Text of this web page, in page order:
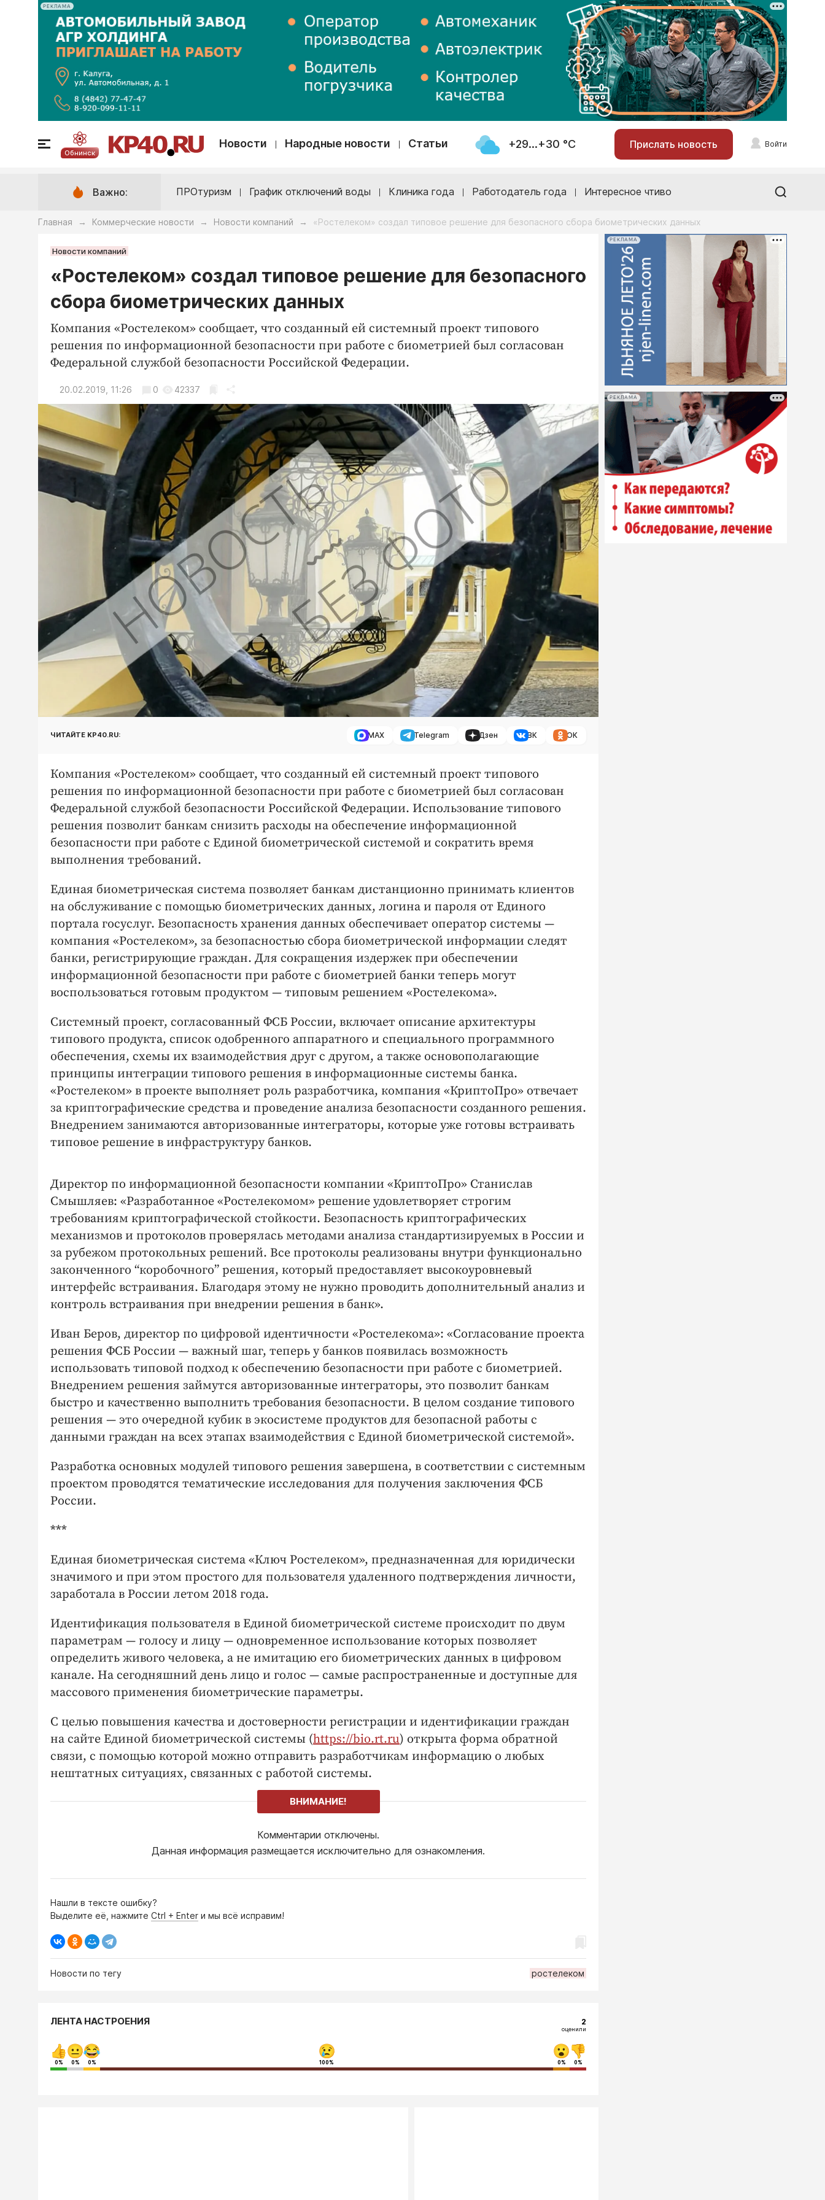
РЕКЛАМА
Обнинск
Новости Народные новости Статьи +29...+30 °С Прислать новость Войти
Важно: ПРОтуризм График отключений воды Клиника года Работодатель года Интересное чтиво
Главная → Коммерческие новости → Новости компаний → «Ростелеком» создал типовое решение для безопасного сбора биометрических данных
Новости компаний
«Ростелеком» создал типовое решение для безопасного
сбора биометрических данных
Компания «Ростелеком» сообщает, что созданный ей системный проект типового
решения по информационной безопасности при работе с биометрией был согласован
Федеральной службой безопасности Российской Федерации.
20.02.2019, 11:26 0 42337
ЧИТАЙТЕ KP40.RU: MAX Telegram Дзен ВК ОК
Компания «Ростелеком» сообщает, что созданный ей системный проект типового
решения по информационной безопасности при работе с биометрией был согласован
Федеральной службой безопасности Российской Федерации. Использование типового
решения позволит банкам снизить расходы на обеспечение информационной
безопасности при работе с Единой биометрической системой и сократить время
выполнения требований.
Единая биометрическая система позволяет банкам дистанционно принимать клиентов
на обслуживание с помощью биометрических данных, логина и пароля от Единого
портала госуслуг. Безопасность хранения данных обеспечивает оператор системы —
компания «Ростелеком», за безопасностью сбора биометрической информации следят
банки, регистрирующие граждан. Для сокращения издержек при обеспечении
информационной безопасности при работе с биометрией банки теперь могут
воспользоваться готовым продуктом — типовым решением «Ростелекома».
Системный проект, согласованный ФСБ России, включает описание архитектуры
типового продукта, список одобренного аппаратного и специального программного
обеспечения, схемы их взаимодействия друг с другом, а также основополагающие
принципы интеграции типового решения в информационные системы банка.
«Ростелеком» в проекте выполняет роль разработчика, компания «КриптоПро» отвечает
за криптографические средства и проведение анализа безопасности созданного решения.
Внедрением занимаются авторизованные интеграторы, которые уже готовы встраивать
типовое решение в инфраструктуру банков.
Директор по информационной безопасности компании «КриптоПро» Станислав
Смышляев: «Разработанное «Ростелекомом» решение удовлетворяет строгим
требованиям криптографической стойкости. Безопасность криптографических
механизмов и протоколов проверялась методами анализа стандартизируемых в России и
за рубежом протокольных решений. Все протоколы реализованы внутри функционально
законченного “коробочного” решения, который предоставляет высокоуровневый
интерфейс встраивания. Благодаря этому не нужно проводить дополнительный анализ и
контроль встраивания при внедрении решения в банк».
Иван Беров, директор по цифровой идентичности «Ростелекома»: «Согласование проекта
решения ФСБ России — важный шаг, теперь у банков появилась возможность
использовать типовой подход к обеспечению безопасности при работе с биометрией.
Внедрением решения займутся авторизованные интеграторы, это позволит банкам
быстро и качественно выполнить требования безопасности. В целом создание типового
решения — это очередной кубик в экосистеме продуктов для безопасной работы с
данными граждан на всех этапах взаимодействия с Единой биометрической системой».
Разработка основных модулей типового решения завершена, в соответствии с системным
проектом проводятся тематические исследования для получения заключения ФСБ
России.
***
Единая биометрическая система «Ключ Ростелеком», предназначенная для юридически
значимого и при этом простого для пользователя удаленного подтверждения личности,
заработала в России летом 2018 года.
Идентификация пользователя в Единой биометрической системе происходит по двум
параметрам — голосу и лицу — одновременное использование которых позволяет
определить живого человека, а не имитацию его биометрических данных в цифровом
канале. На сегодняшний день лицо и голос — самые распространенные и доступные для
массового применения биометрические параметры.
С целью повышения качества и достоверности регистрации и идентификации граждан
на сайте Единой биометрической системы (https://bio.rt.ru) открыта форма обратной
связи, с помощью которой можно отправить разработчикам информацию о любых
нештатных ситуациях, связанных с работой системы.
ВНИМАНИЕ!
Комментарии отключены.
Данная информация размещается исключительно для ознакомления.
Нашли в тексте ошибку?
Выделите её, нажмите Ctrl + Enter и мы всё исправим!
Новости по тегу ростелеком
РЕКЛАМА
РЕКЛАМА
ЛЕНТА НАСТРОЕНИЯ 2
оценили
0% 0% 0% 100% 0% 0%